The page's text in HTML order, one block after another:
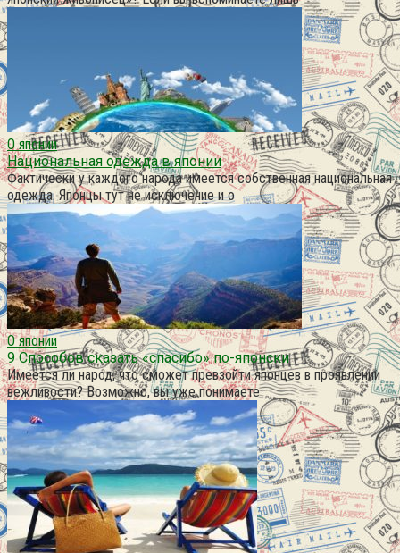
О японии
Национальная одежда в японии
Фактически у каждого народа имеется собственная национальная
одежда. Японцы тут не исключение и о
О японии
9 Способов сказать «спасибо» по-японски
Имеется ли народ, что сможет превзойти японцев в проявлении
вежливости? Возможно, вы уже понимаете